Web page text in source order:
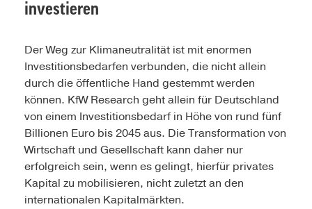
investieren
Der Weg zur Klimaneutralität ist mit enormen
Investitionsbedarfen verbunden, die nicht allein
durch die öffentliche Hand gestemmt werden
können. KfW Research geht allein für Deutschland
von einem Investitionsbedarf in Höhe von rund fünf
Billionen Euro bis 2045 aus. Die Transformation von
Wirtschaft und Gesellschaft kann daher nur
erfolgreich sein, wenn es gelingt, hierfür privates
Kapital zu mobilisieren, nicht zuletzt an den
internationalen Kapitalmärkten.